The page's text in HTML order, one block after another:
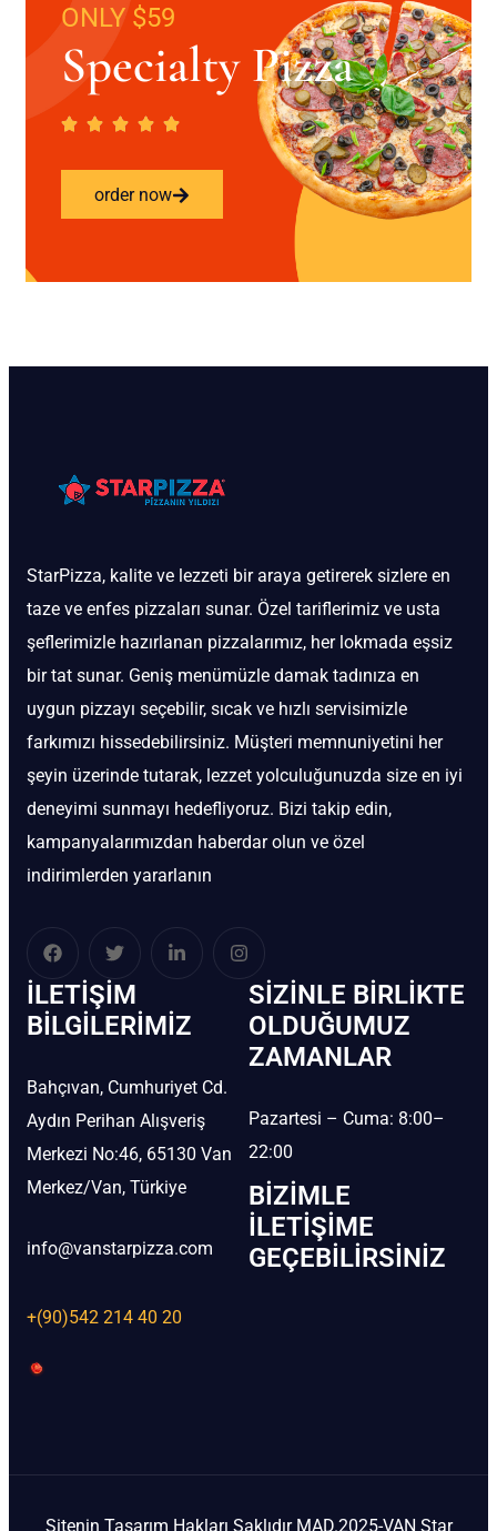
ONLY $59
Specialty Pizza
order now
StarPizza, kalite ve lezzeti bir araya getirerek sizlere en
taze ve enfes pizzaları sunar. Özel tariflerimiz ve usta
şeflerimizle hazırlanan pizzalarımız, her lokmada eşsiz
bir tat sunar. Geniş menümüzle damak tadınıza en
uygun pizzayı seçebilir, sıcak ve hızlı servisimizle
farkımızı hissedebilirsiniz. Müşteri memnuniyetini her
şeyin üzerinde tutarak, lezzet yolculuğunuzda size en iyi
deneyimi sunmayı hedefliyoruz. Bizi takip edin,
kampanyalarımızdan haberdar olun ve özel
indirimlerden yararlanın
İLETIŞIM
BİLGILERIMIZ
Bahçıvan, Cumhuriyet Cd.
Aydın Perihan Alışveriş
Merkezi No:46, 65130 Van
Merkez/Van, Türkiye
info@vanstarpizza.com
+(90)542 214 40 20
SIZINLE BIRLIKTE
OLDUĞUMUZ
ZAMANLAR
Pazartesi – Cuma: 8:00–
22:00
BIZIMLE
İLETIŞIME
GEÇEBILIRSINIZ
Sitenin Tasarım Hakları Saklıdır MAD.2025-VAN Star